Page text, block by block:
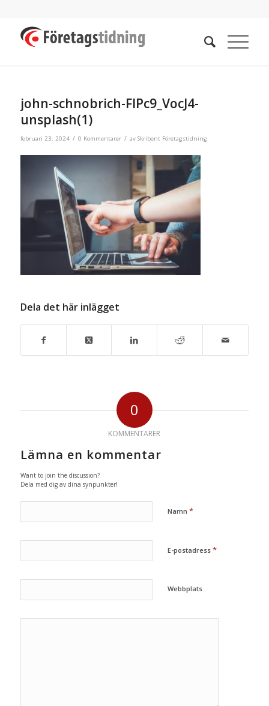
john-schnobrich-FlPc9_VocJ4-
unsplash(1)
februari 23, 2024 / 0 Kommentarer / av Skribent Företagstidning
Dela det här inlägget
0
KOMMENTARER
Lämna en kommentar
Want to join the discussion?
Dela med dig av dina synpunkter!
Namn *
E-postadress *
Webbplats